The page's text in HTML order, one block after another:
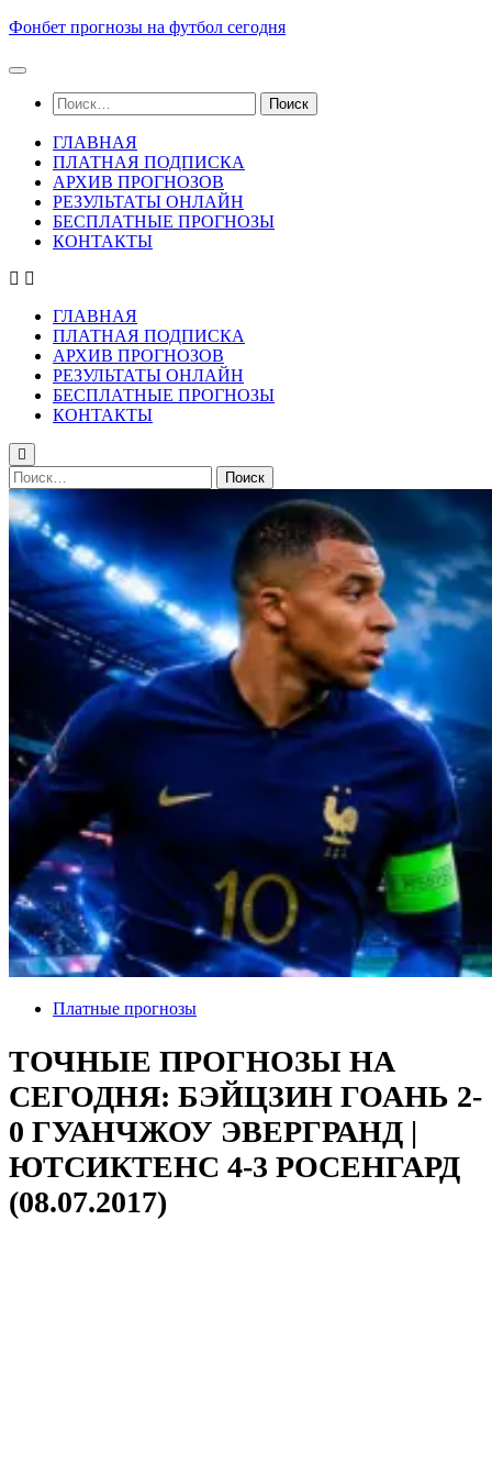
Skip
content
Фонбет прогнозы на футбол сегодня
Найти:
ГЛАВНАЯ
ПЛАТНАЯ ПОДПИСКА
АРХИВ ПРОГНОЗОВ
РЕЗУЛЬТАТЫ ОНЛАЙН
БЕСПЛАТНЫЕ ПРОГНОЗЫ
КОНТАКТЫ
ГЛАВНАЯ
ПЛАТНАЯ ПОДПИСКА
АРХИВ ПРОГНОЗОВ
РЕЗУЛЬТАТЫ ОНЛАЙН
БЕСПЛАТНЫЕ ПРОГНОЗЫ
КОНТАКТЫ
Найти:
Платные прогнозы
ТОЧНЫЕ ПРОГНОЗЫ НА
СЕГОДНЯ: БЭЙЦЗИН ГОАНЬ 2-
0 ГУАНЧЖОУ ЭВЕРГРАНД |
ЮТСИКТЕНС 4-3 РОСЕНГАРД
(08.07.2017)